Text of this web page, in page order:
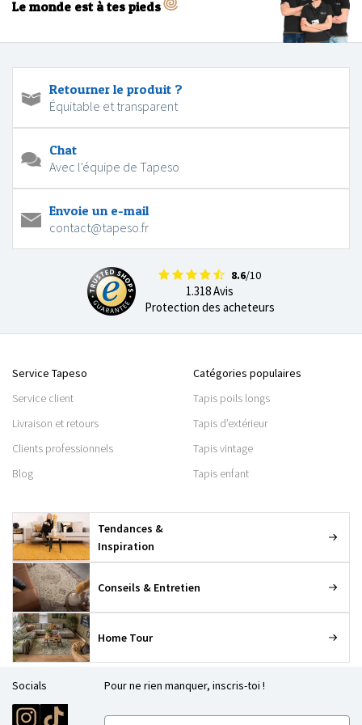
Le monde est à tes pieds
Retourner le produit ?
Équitable et transparent
Chat
Avec l'équipe de Tapeso
Envoie un e-mail
contact@tapeso.fr
8.6/10
1.318 Avis
Protection des acheteurs
Service Tapeso
Service client
Livraison et retours
Clients professionnels
Blog
Catégories populaires
Tapis poils longs
Tapis d’extérieur
Tapis vintage
Tapis enfant
Tendances &
Inspiration
Conseils & Entretien
Home Tour
Socials Pour ne rien manquer, inscris-toi !